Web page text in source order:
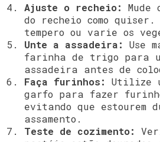
Ajuste o recheio:
do recheio como quiser.
tempero ou varie os
Unte a assadeira:
Use
farinha de trigo para
assadeira antes de
Faça furinhos:
Utilize
garfo para fazer
evitando que estourem
assamento.
Teste de cozimento: